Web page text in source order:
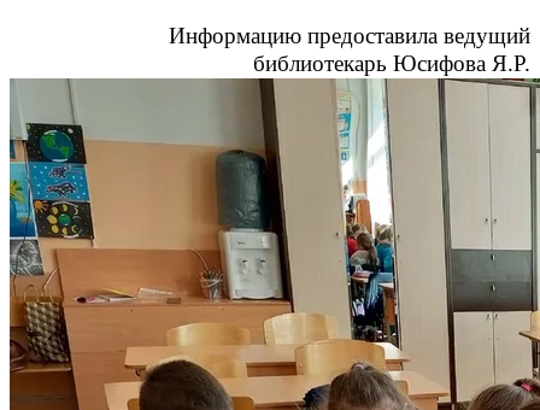
Информацию предоставила ведущий
библиотекарь Юсифова Я.Р.